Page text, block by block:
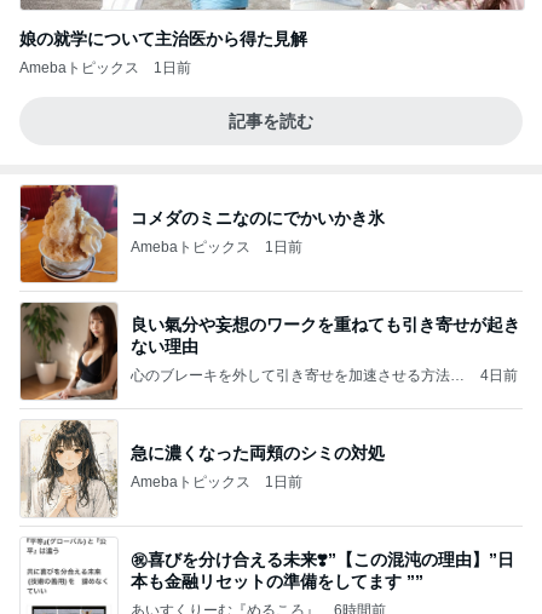
娘の就学について主治医から得た見解
Amebaトピックス 1日前
記事を読む
コメダのミニなのにでかいかき氷
Amebaトピックス 1日前
良い氣分や妄想のワークを重ねても引き寄せが起き
ない理由
心のブレーキを外して引き寄せを加速させる方法：
4日前
急に濃くなった両頬のシミの対処
Amebaトピックス 1日前
㊗️喜びを分け合える未来❣️”【この混沌の理由】”⽇
本も⾦融リセットの準備をしてます ””
あいすくりーむ『めるころ』 6時間前